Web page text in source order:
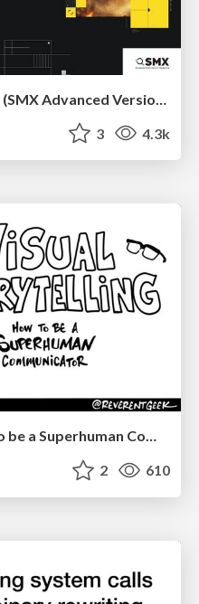
3 4.3k
Visual Storytelling: How to be a Superhuman Communicator
2 610